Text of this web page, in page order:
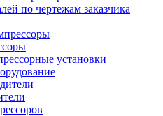
по чертежам заказчика
установки